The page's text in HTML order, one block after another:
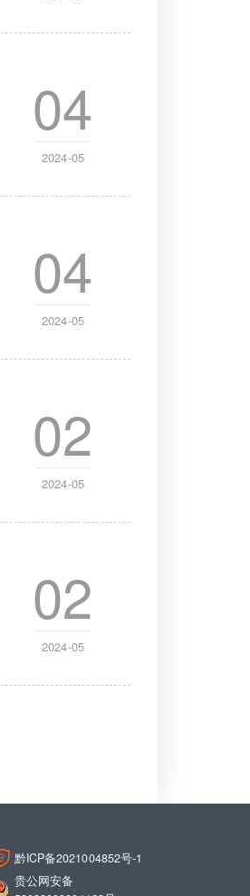
04
2024-05
04
2024-05
02
2024-05
02
2024-05
黔ICP备2021004852号-1
贵公网安备